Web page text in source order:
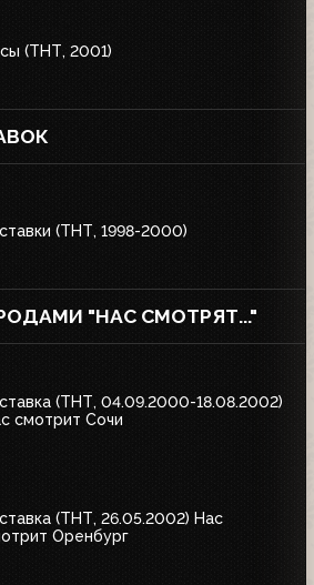
(ТНТ, 2001)
(ТНТ, 1998-2000)
"НАС СМОТРЯТ..."
(ТНТ, 04.09.2000-18.08.2002)
смотрит Сочи
(ТНТ, 26.05.2002) Нас
Оренбург